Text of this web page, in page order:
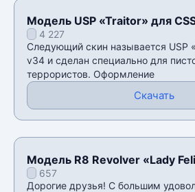
Модель USP «Traitor» для
4 227
Следующий скин называется USP
v34 и сделан специально для
террористов. Оформление
Скачать
Модель R8 Revolver «Lady
v34657
Дорогие друзья! С большим